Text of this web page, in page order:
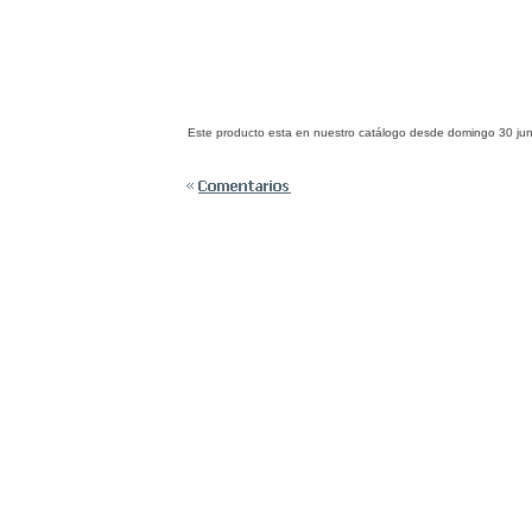
Este producto esta en nuestro catálogo desde domingo 30